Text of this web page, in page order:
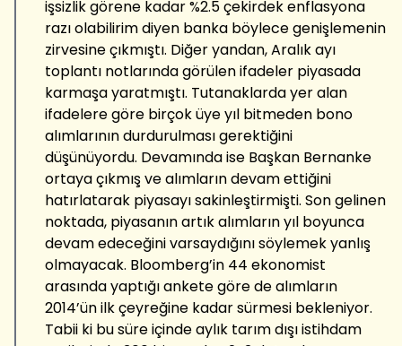
işsizlik görene kadar %2.5 çekirdek enflasyona
razı olabilirim diyen banka böylece genişlemenin
zirvesine çıkmıştı. Diğer yandan, Aralık ayı
toplantı notlarında görülen ifadeler piyasada
karmaşa yaratmıştı. Tutanaklarda yer alan
ifadelere göre birçok üye yıl bitmeden bono
alımlarının durdurulması gerektiğini
düşünüyordu. Devamında ise Başkan Bernanke
ortaya çıkmış ve alımların devam ettiğini
hatırlatarak piyasayı sakinleştirmişti. Son gelinen
noktada, piyasanın artık alımların yıl boyunca
devam edeceğini varsaydığını söylemek yanlış
olmayacak. Bloomberg’in 44 ekonomist
arasında yaptığı ankete göre de alımların
2014’ün ilk çeyreğine kadar sürmesi bekleniyor.
Tabii ki bu süre içinde aylık tarım dışı istihdam